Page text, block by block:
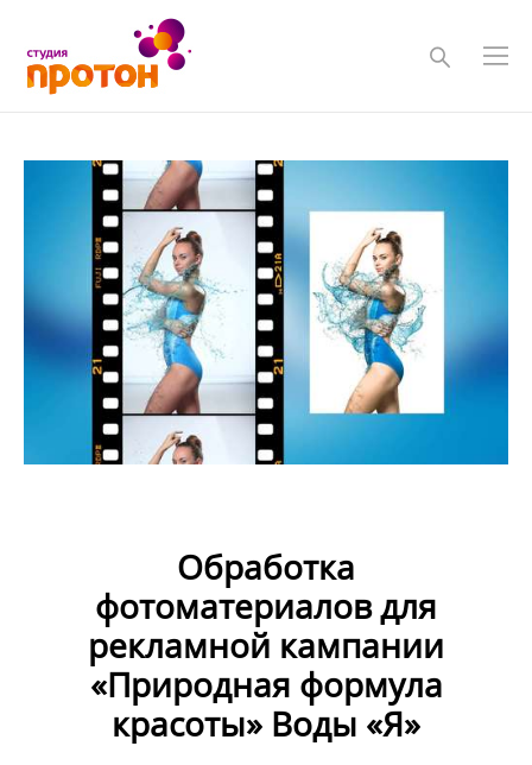
Обработка
фотоматериалов для
рекламной кампании
«Природная формула
красоты» Воды «Я»